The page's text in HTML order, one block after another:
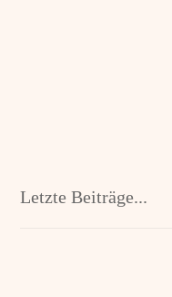
Letzte Beiträge...